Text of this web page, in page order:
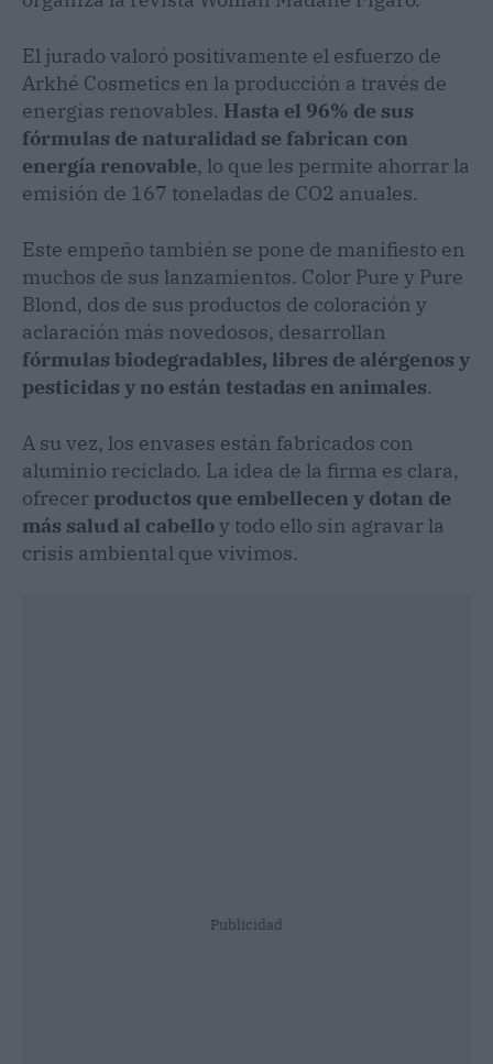
El jurado valoró positivamente el esfuerzo de
Arkhé Cosmetics en la producción a través de
energías renovables. Hasta el 96% de sus
fórmulas de naturalidad se fabrican con
energía renovable, lo que les permite ahorrar la
emisión de 167 toneladas de CO2 anuales.
Este empeño también se pone de manifiesto en
muchos de sus lanzamientos. Color Pure y Pure
Blond, dos de sus productos de coloración y
aclaración más novedosos, desarrollan
fórmulas biodegradables, libres de alérgenos y
pesticidas y no están testadas en animales.
A su vez, los envases están fabricados con
aluminio reciclado. La idea de la firma es clara,
ofrecerproductos que embellecen y dotan de
más salud al cabelloy todo ello sin agravar la
crisis ambiental que vivimos.
Publicidad